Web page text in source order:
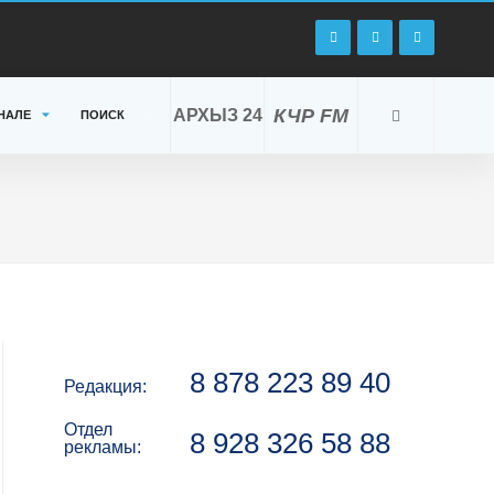
КЧР FM
АРХЫЗ 24
ПОИСК
Редакция: 8 878 223 89 40
Отдел
рекламы:
8 928 326 58 88